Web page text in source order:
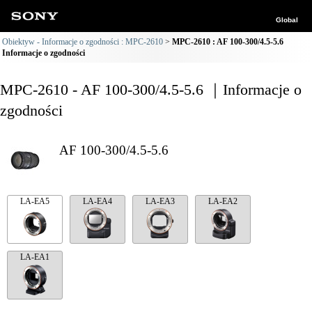
Global
Obiektyw - Informacje o zgodności : MPC-2610
MPC-2610 : AF 100-300/4.5-5.6
Informacje o zgodności
MPC-2610 - AF 100-300/4.5-5.6 ｜Informacje o
zgodności
AF 100-300/4.5-5.6
LA-EA5 LA-EA4 LA-EA3 LA-EA2
LA-EA1